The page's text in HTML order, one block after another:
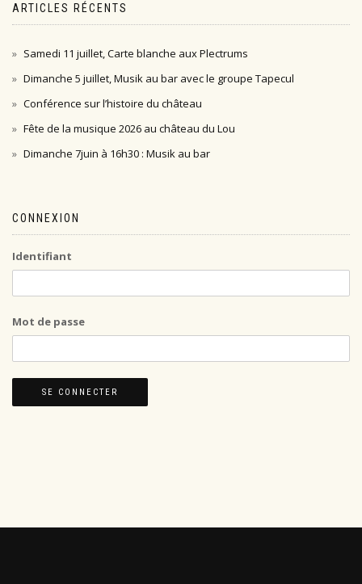
ARTICLES RÉCENTS
Samedi 11 juillet, Carte blanche aux Plectrums
Dimanche 5 juillet, Musik au bar avec le groupe Tapecul
Conférence sur l’histoire du château
Fête de la musique 2026 au château du Lou
Dimanche 7juin à 16h30 : Musik au bar
CONNEXION
Identifiant
Mot de passe